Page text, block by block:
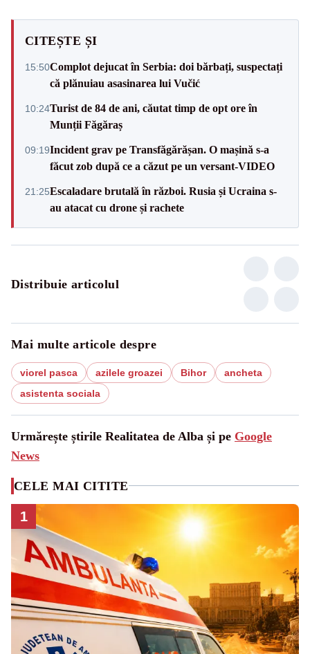
CITEȘTE ȘI
15:50Complot dejucat în Serbia: doi bărbați, suspectați
că plănuiau asasinarea lui Vučić
10:24Turist de 84 de ani, căutat timp de opt ore în
Munții Făgăraș
09:19Incident grav pe Transfăgărășan. O mașină s-a
făcut zob după ce a căzut pe un versant-VIDEO
21:25Escaladare brutală în război. Rusia și Ucraina s-
au atacat cu drone și rachete
Distribuie articolul
Mai multe articole despre
viorel pasca azilele groazei Bihor
ancheta
asistenta sociala
Urmărește știrile Realitatea de Alba și pe Google
News
CELE MAI CITITE
1